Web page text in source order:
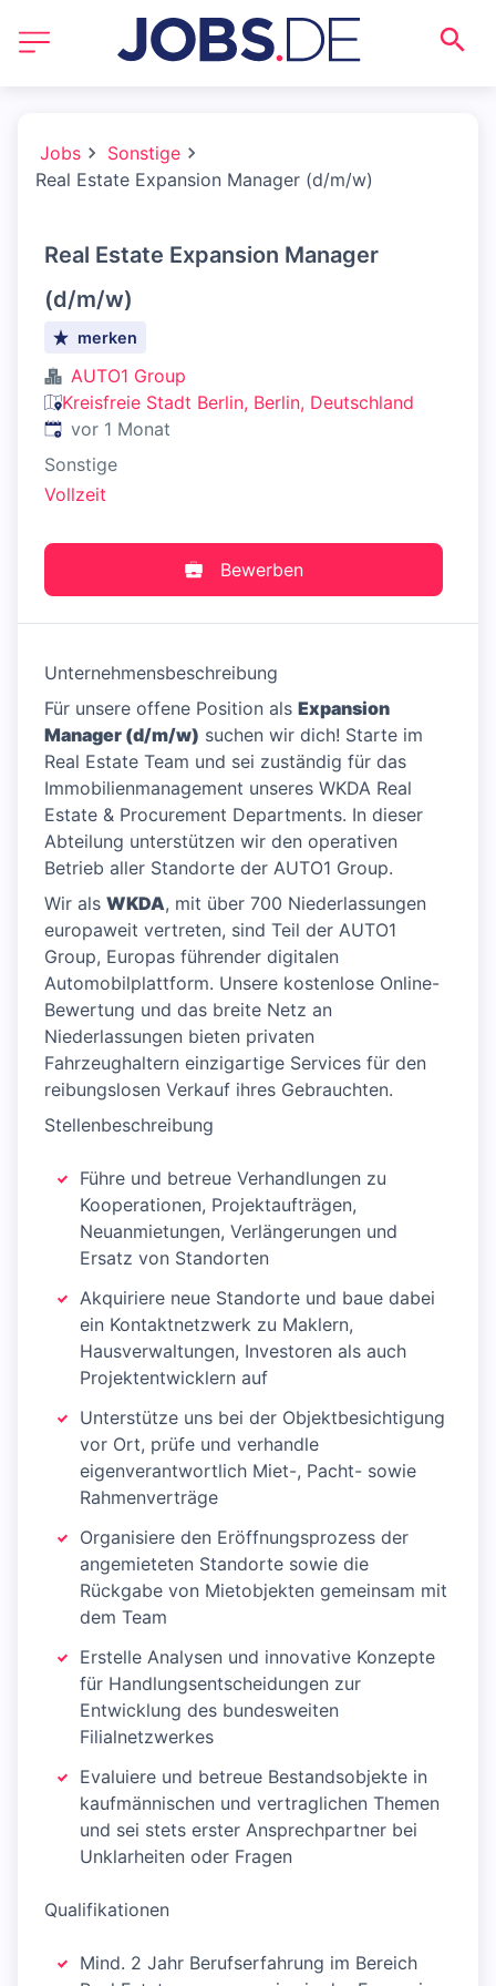
Jobs
Sonstige
Real Estate Expansion Manager (d/m/w)
Real Estate Expansion Manager
(d/m/w)
merken
AUTO1 Group
Kreisfreie Stadt Berlin, Berlin, Deutschland
Veröffentlicht:
vor 1 Monat
Sonstige
Vollzeit
Bewerben
Unternehmensbeschreibung
Für unsere offene Position als Expansion
Manager (d/m/w) suchen wir dich! Starte im
Real Estate Team und sei zuständig für das
Immobilienmanagement unseres WKDA Real
Estate & Procurement Departments. In dieser
Abteilung unterstützen wir den operativen
Betrieb aller Standorte der AUTO1 Group.
Wir als WKDA, mit über 700 Niederlassungen
europaweit vertreten, sind Teil der AUTO1
Group, Europas führender digitalen
Automobilplattform. Unsere kostenlose Online-
Bewertung und das breite Netz an
Niederlassungen bieten privaten
Fahrzeughaltern einzigartige Services für den
reibungslosen Verkauf ihres Gebrauchten.
Stellenbeschreibung
Führe und betreue Verhandlungen zu
Kooperationen, Projektaufträgen,
Neuanmietungen, Verlängerungen und
Ersatz von Standorten
Akquiriere neue Standorte und baue dabei
ein Kontaktnetzwerk zu Maklern,
Hausverwaltungen, Investoren als auch
Projektentwicklern auf
Unterstütze uns bei der Objektbesichtigung
vor Ort, prüfe und verhandle
eigenverantwortlich Miet-, Pacht- sowie
Rahmenverträge
Organisiere den Eröffnungsprozess der
angemieteten Standorte sowie die
Rückgabe von Mietobjekten gemeinsam mit
dem Team
Erstelle Analysen und innovative Konzepte
für Handlungsentscheidungen zur
Entwicklung des bundesweiten
Filialnetzwerkes
Evaluiere und betreue Bestandsobjekte in
kaufmännischen und vertraglichen Themen
und sei stets erster Ansprechpartner bei
Unklarheiten oder Fragen
Qualifikationen
Mind. 2 Jahr Berufserfahrung im Bereich